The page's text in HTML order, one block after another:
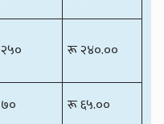
रू २४०.००
रू ६५.००